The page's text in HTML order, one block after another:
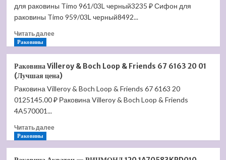
Вармо
32/20
12-
6-
6
(Лучшая
для раковины Timo 961/03L черный3235 ₽ Сифон для
раковины Timo 959/03L черный8492...
Читать далееПрочитать
Сифон
для
раковины
Timo
961/03L
цена)
Раковины
Раковина Villeroy & Boch Loop & Friends 67 6163 20 01
(Лучшая цена)
Раковина Villeroy & Boch Loop & Friends 67 6163 20
0125145.00 ₽ Раковина Villeroy & Boch Loop & Friends
4A570001...
Читать далееПрочитать
Раковины